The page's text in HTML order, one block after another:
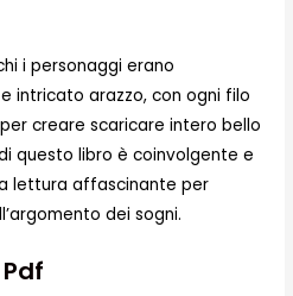
i personaggi erano
intricato arazzo, con ogni filo
creare scaricare intero bello
questo libro è coinvolgente e
lettura affascinante per
dei sogni.